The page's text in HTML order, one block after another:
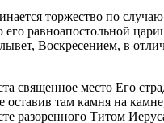
торжество по
равноапостольной
Воскресением, в
священное место Его
там камня на
разоренного Титом